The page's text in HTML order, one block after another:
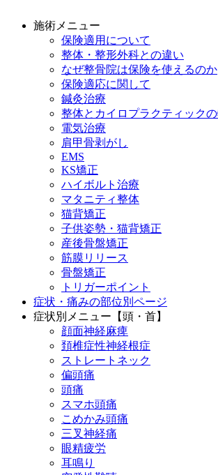
施術メニュー
保険適用について
整体・整形外科との違い
なぜ整骨院は保険を使えるのか
保険適応に関して
鍼灸治療
整体とカイロプラクティック
電気治療
肩甲骨剥がし
EMS
KS矯正
ハイボルト治療
マタニティ整体
猫背矯正
子供姿勢・猫背矯正
産後骨盤矯正
筋膜リリース
骨盤矯正
トリガーポイント
症状・痛みの部位別ページ
症状別メニュー【頭・首】
顔面神経麻痺
頚椎症性神経根症
ストレートネック
偏頭痛
頭痛
スマホ頭痛
こめかみ頭痛
三叉神経痛
眼精疲労
耳鳴り